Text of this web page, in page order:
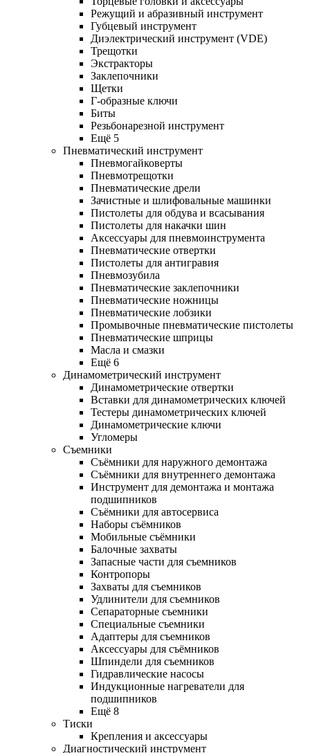
Режущий и абразивный инструмент
Губцевый инструмент
Диэлектрический инструмент (VDE)
Трещотки
Экстракторы
Заклепочники
Щетки
Г-образные ключи
Биты
Резьбонарезной инструмент
Ещё 5
Пневматический инструмент
Пневмогайковерты
Пневмотрещотки
Пневматические дрели
Зачистные и шлифовальные машинки
Пистолеты для обдува и всасывания
Пистолеты для накачки шин
Аксессуары для пневмоинструмента
Пневматические отвертки
Пистолеты для антигравия
Пневмозубила
Пневматические заклепочники
Пневматические ножницы
Пневматические лобзики
Промывочные пневматические пистолеты
Пневматические шприцы
Масла и смазки
Ещё 6
Динамометрический инструмент
Динамометрические отвертки
Вставки для динамометрических ключей
Тестеры динамометрических ключей
Динамометрические ключи
Угломеры
Съемники
Съёмники для наружного демонтажа
Съёмники для внутреннего демонтажа
Инструмент для демонтажа и монтажа
подшипников
Съёмники для автосервиса
Наборы съёмников
Мобильные съёмники
Балочные захваты
Запасные части для съемников
Контропоры
Захваты для съемников
Удлинители для съемников
Сепараторные съемники
Специальные съемники
Адаптеры для съемников
Аксессуары для съёмников
Шпиндели для съемников
Гидравлические насосы
Индукционные нагреватели для
подшипников
Ещё 8
Тиски
Крепления и аксессуары
Диагностический инструмент